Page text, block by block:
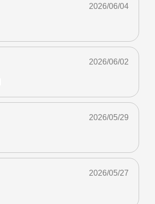
2026/06/04
2026/06/02
2026/05/29
2026/05/27